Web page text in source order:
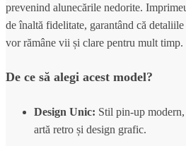
prevenind alunecările nedorite.
de înaltă fidelitate, garantând că
vor rămâne vii și clare pentru mult timp.
De ce să alegi acest model?
Design Unic: Stil pin-up
artă retro și design grafic.